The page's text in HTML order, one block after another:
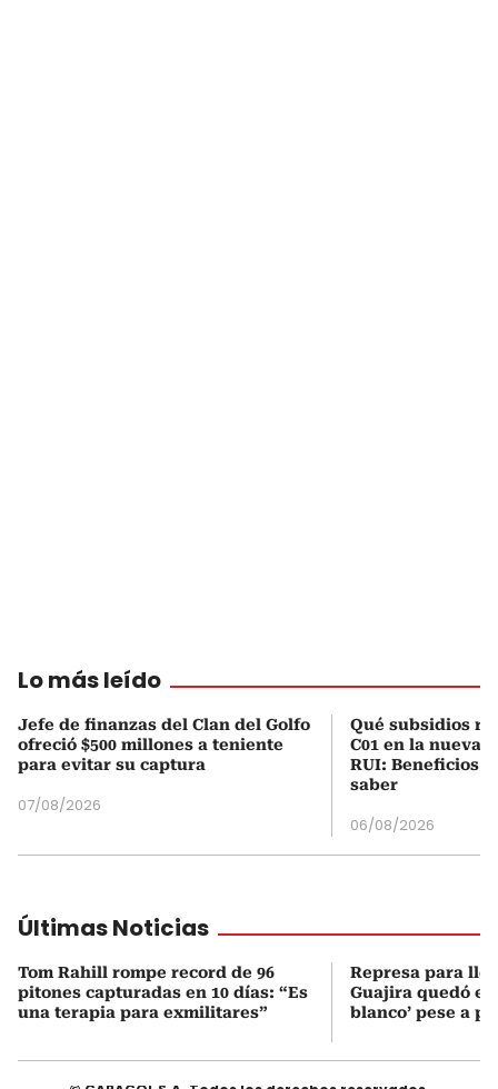
Lo más leído
Jefe de finanzas del Clan del Golfo
ofreció $500 millones a teniente
para evitar su captura
07/08/2026
Qué subsidios
C01 en la nueva
RUI: Beneficios
saber
06/08/2026
Últimas Noticias
Tom Rahill rompe record de 96
pitones capturadas en 10 días: “Es
una terapia para exmilitares”
Represa para
Guajira quedó en
blanco’ pese a